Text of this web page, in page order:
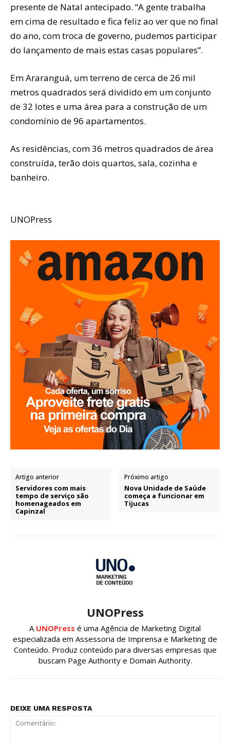
presente de Natal antecipado. “A gente trabalha
em cima de resultado e fica feliz ao ver que no final
do ano, com troca de governo, pudemos participar
do lançamento de mais estas casas populares”.
Em Araranguá, um terreno de cerca de 26 mil
metros quadrados será dividido em um conjunto
de 32 lotes e uma área para a construção de um
condomínio de 96 apartamentos.
As residências, com 36 metros quadrados de área
construída, terão dois quartos, sala, cozinha e
banheiro.
UNOPress
Artigo anterior
Servidores com mais
tempo de serviço são
homenageados em
Capinzal
Próximo artigo
Nova Unidade de Saúde
começa a funcionar em
Tijucas
UNOPress
A UNOPress é uma Agência de Marketing Digital
especializada em Assessoria de Imprensa e Marketing de
Conteúdo. Produz conteúdo para diversas empresas que
buscam Page Authority e Domain Authority.
DEIXE UMA RESPOSTA